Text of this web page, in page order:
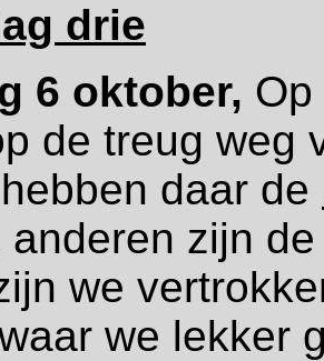
drie
6 oktober,
de treug weg
daar de
anderen zijn
we
we lekker